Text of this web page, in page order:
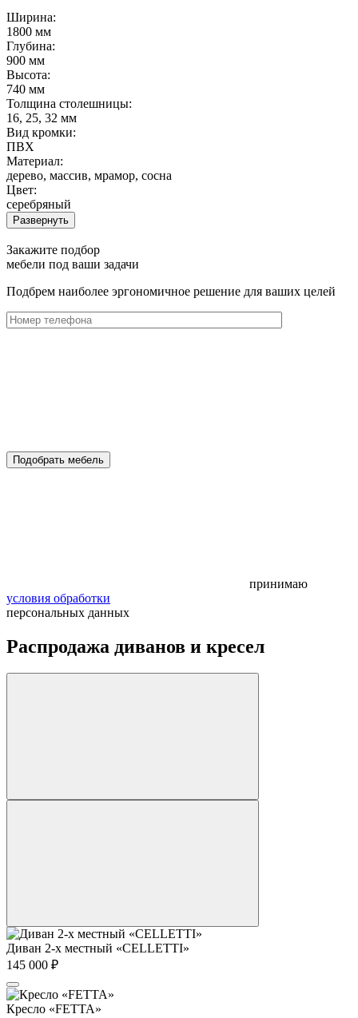
Ширина:
1800 мм
Глубина:
900 мм
Высота:
740 мм
Толщина столешницы:
16, 25, 32 мм
Вид кромки:
ПВХ
Материал:
дерево, массив, мрамор, сосна
Цвет:
серебряный
Развернуть
Закажите подбор
мебели под ваши задачи
Подбрем наиболее эргономичное решение для ваших целей
Подобрать мебель
принимаю
условия обработки
персональных данных
Распродажа диванов и кресел
Диван 2-х местный «CELLETTI»
145 000 ₽
Кресло «FETTA»